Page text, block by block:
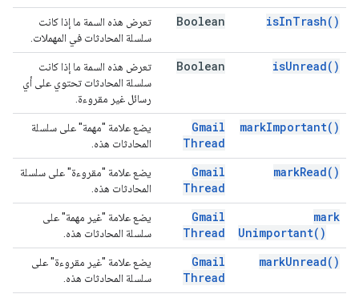
isInTrash( )
Boolean
تعرض هذه السمة ما إذا كانت
سلسلة المحادثات في المهملات.
isUnread( )
Boolean
تعرض هذه السمة ما إذا كانت
سلسلة المحادثات تحتوي على أي
رسائل غير مقروءة.
markImportant( )
Gmail
Thread
يضع علامة "مهمة" على سلسلة
المحادثات هذه.
markRead( )
Gmail
Thread
يضع علامة "مقروءة" على سلسلة
المحادثات هذه.
mark
Unimportant( )
Gmail
Thread
يضع علامة "غير مهمة" على
سلسلة المحادثات هذه.
markUnread( )
Gmail
Thread
يضع علامة "غير مقروءة" على
سلسلة المحادثات هذه.